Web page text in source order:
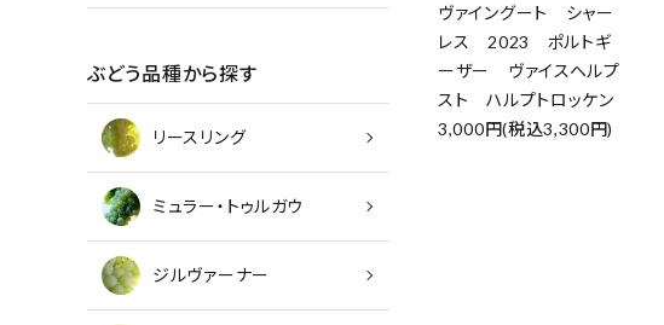
ヴァイングート シャー
レス 2023 ポルトギ
ーザー ヴァイスヘルプ
スト ハルプトロッケン
3,000円(税込3,300円)
ぶどう品種から探す
リースリング
ミュラー・トゥルガウ
ジルヴァーナー